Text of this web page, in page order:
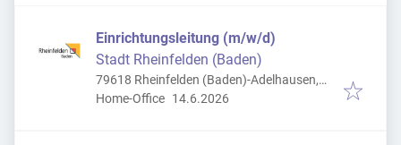
Einrichtungsleitung (m/w/d)
Stadt Rheinfelden (Baden)
79618 Rheinfelden (Baden)-Adelhausen,
Deutschland
Home-Office Veröffentlicht
14.6.2026